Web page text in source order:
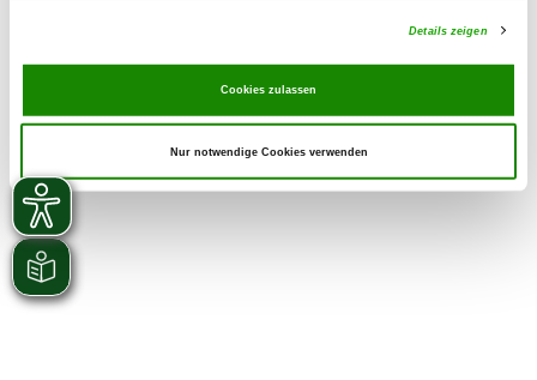
Details zeigen
Cookies zulassen
Nur notwendige Cookies verwenden